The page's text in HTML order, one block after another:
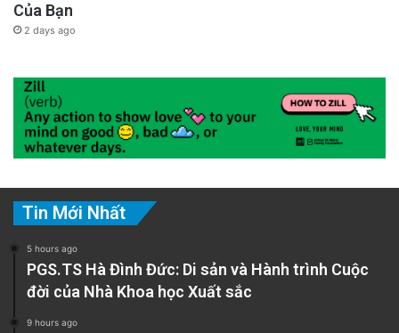
Của Bạn
2 days ago
Tin Mới Nhất
5 hours ago
PGS.TS Hà Đình Đức: Di sản và Hành trình Cuộc
đời của Nhà Khoa học Xuất sắc
9 hours ago